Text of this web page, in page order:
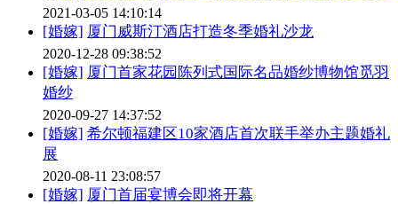
2021-03-05 14:10:14
[婚嫁] 厦门威斯汀酒店打造冬季婚礼沙龙
2020-12-28 09:38:52
[婚嫁] 厦门首家花园陈列式国际名品婚纱博物馆觅羽
婚纱
2020-09-27 14:37:52
[婚嫁] 希尔顿福建区10家酒店首次联手举办主题婚礼
展
2020-08-11 23:08:57
[婚嫁] 厦门首届宴博会即将开幕